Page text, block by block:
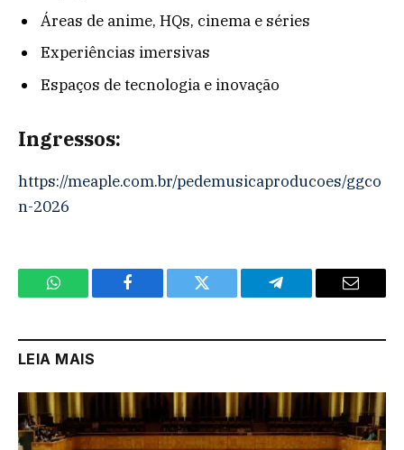
Áreas de anime, HQs, cinema e séries
Experiências imersivas
Espaços de tecnologia e inovação
Ingressos:
https://meaple.com.br/pedemusicaproducoes/ggco
n-2026
WhatsApp Facebook Twitter Telegram Email
LEIA MAIS